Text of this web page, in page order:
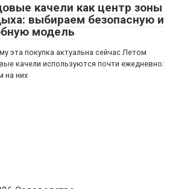
качели как центр зоны
выбираем безопасную и
модель
эта покупка актуальна сейчас Летом
качели используются почти ежедневно:
на них